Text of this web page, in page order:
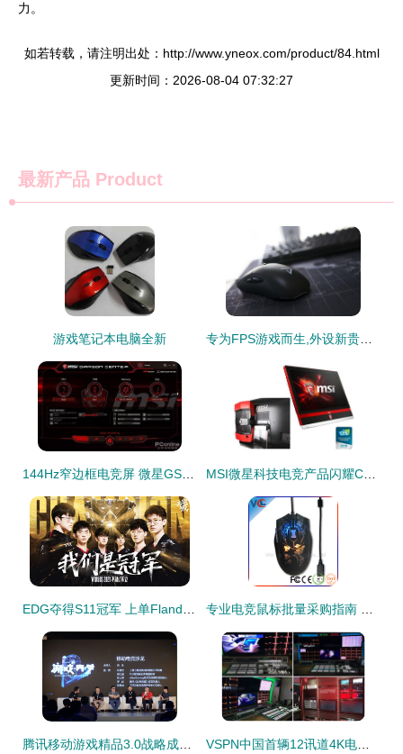
力。
如若转载，请注明出处：http://www.yneox.com/product/84.html
更新时间：2026-08-04 07:32:27
最新产品 Product
游戏笔记本电脑全新